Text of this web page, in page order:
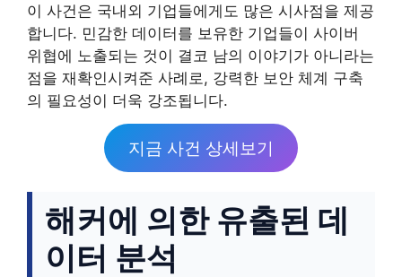
이 사건은 국내외 기업들에게도 많은 시사점을 제공
합니다. 민감한 데이터를 보유한 기업들이 사이버
위협에 노출되는 것이 결코 남의 이야기가 아니라는
점을 재확인시켜준 사례로, 강력한 보안 체계 구축
의 필요성이 더욱 강조됩니다.
지금 사건 상세보기
해커에 의한 유출된 데
이터 분석